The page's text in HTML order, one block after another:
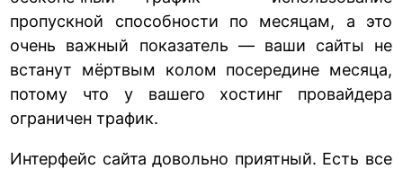
пропускной способности по месяцам, а это
очень важный показатель — ваши сайты не
встанут мёртвым колом посередине месяца,
потому что у вашего хостинг провайдера
ограничен трафик.
Интерфейс сайта довольно приятный. Есть все